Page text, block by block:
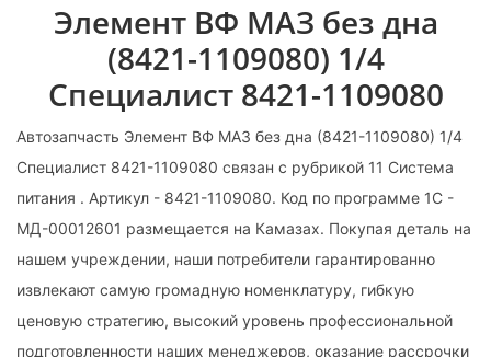
Элемент ВФ МАЗ без дна
(8421-1109080) 1/4
Специалист 8421-1109080
Автозапчасть Элемент ВФ МАЗ без дна (8421-1109080) 1/4
Специалист 8421-1109080 связан с рубрикой 11 Система
питания . Артикул - 8421-1109080. Код по программе 1С -
МД-00012601 размещается на Камазах. Покупая деталь на
нашем учреждении, наши потребители гарантированно
извлекают самую громадную номенклатуру, гибкую
ценовую стратегию, высокий уровень профессиональной
подготовленности наших менеджеров, оказание рассрочки